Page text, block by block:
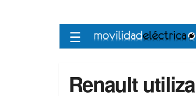
☰
Renault